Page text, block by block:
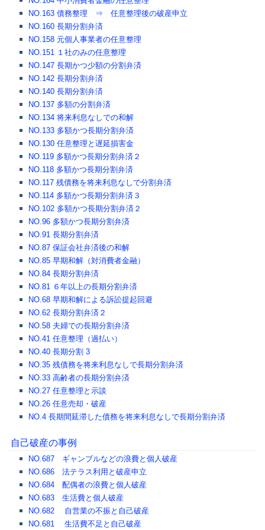
NO.163 債務整理 ⇒ 任意整理後の破産申立
NO.160 長期分割弁済
NO.158 元個人事業者の任意整理
NO.151 １社のみの任意整理
NO.147 長期かつ少額の分割弁済
NO.142 長期分割弁済
NO.140 長期分割弁済
NO.137 多額の分割弁済
NO.134 将来利息なしでの和解
NO.133 多額かつ長期分割弁済
NO.130 任意整理と遅延損害金
NO.119 多額かつ長期分割弁済２
NO.118 多額かつ長期分割弁済
NO.117 残債務を将来利息なしで分割弁済
NO.114 多額かつ長期分割弁済３
NO.102 多額かつ長期分割弁済２
NO.96 多額かつ長期分割弁済
NO.91 長期分割弁済
NO.87 保証会社弁済後の和解
NO.85 早期和解（対消費者金融）
NO.84 長期分割弁済
NO.81 ６年以上の長期分割弁済
NO.68 早期和解による訴訟提起回避
NO.62 長期分割弁済２
NO.58 夫婦での長期分割弁済
NO.41 任意整理（過払い）
NO.40 長期分割 3
NO.35 残債務を将来利息なしで長期分割弁済
NO.33 高齢者の長期分割弁済
NO.27 任意整理と示談
NO.26 任意売却・破産
NO.4 長期間延滞した債務を将来利息なしで長期分割弁済
自己破産の事例
NO.687 ギャンブルなどの浪費と個人破産
NO.686 法テラス利用と破産申立
NO.684 配偶者の浪費と個人破産
NO.683 生活費と個人破産
NO.682 自営業の不振と自己破産
NO.681 生活費不足と自己破産